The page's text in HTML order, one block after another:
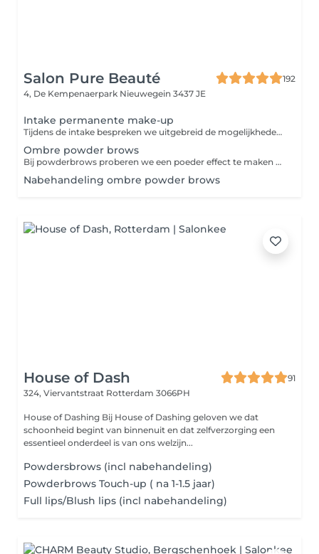
Salon Pure Beauté
192
4, De Kempenaerpark Nieuwegein 3437 JE
Intake permanente make-up
Tijdens de intake bespreken we uitgebreid de mogelijkheden van permanente make-up, kunt u al uw vragen stellen en laten wij zien wat het beste bij u past.
Ombre powder brows
Bij powderbrows proberen we een poeder effect te maken bij de wenkbrauwen. De voorkant van de wenkbrauwen maken we lichter, zodat we een heel natuurlijk resultaat geven aan de wenkbrauwen. Het lijkt het net alsof de wenkbrauw met een potlood of poeder licht zijn ingekleurd. De prijs is incl. na behandeling binnen 2 maanden.
Nabehandeling ombre powder brows
House of Dash
91
324, Viervantstraat Rotterdam 3066PH
House of Dashing Bij House of Dashing geloven we dat
schoonheid begint van binnenuit en dat zelfverzorging een
essentieel onderdeel is van ons welzijn...
Powdersbrows (incl nabehandeling)
Powderbrows Touch-up ( na 1-1.5 jaar)
Full lips/Blush lips (incl nabehandeling)